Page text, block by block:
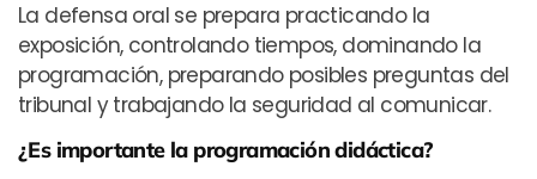
La defensa oral se prepara practicando la
exposición, controlando tiempos, dominando la
programación, preparando posibles preguntas del
tribunal y trabajando la seguridad al comunicar.
¿Es importante la programación didáctica?